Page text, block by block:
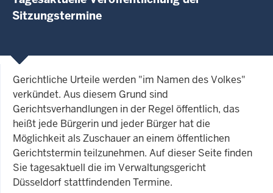
Sitzungstermine
Gerichtliche Urteile werden "im Namen des Volkes"
verkündet. Aus diesem Grund sind
Gerichtsverhandlungen in der Regel öffentlich, das
heißt jede Bürgerin und jeder Bürger hat die
Möglichkeit als Zuschauer an einem öffentlichen
Gerichtstermin teilzunehmen. Auf dieser Seite finden
Sie tagesaktuell die im Verwaltungsgericht
Düsseldorf stattfindenden Termine.